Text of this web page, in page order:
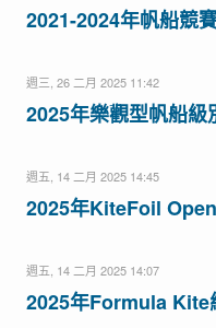
2021-2024年帆船競
週三, 26 二月 2025 11:42
2025年樂觀型帆船級
週五, 14 二月 2025 14:45
2025年KiteFoil
週五, 14 二月 2025 14:07
2025年Formula Kite